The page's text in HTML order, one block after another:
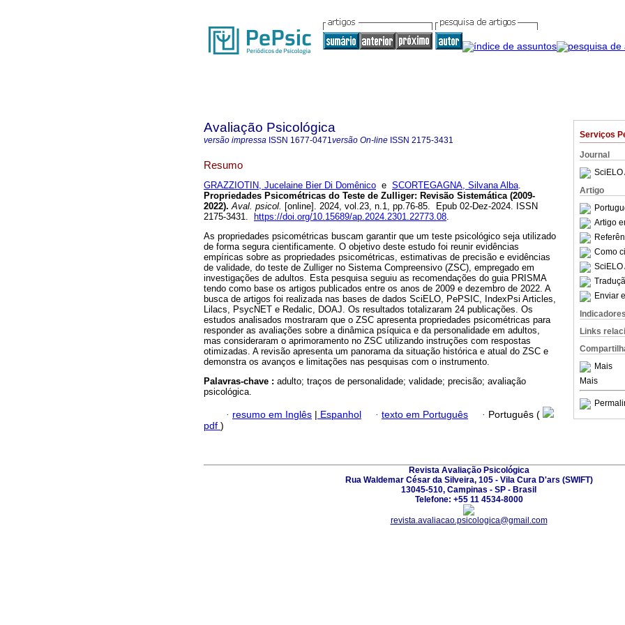
Serviços
Journal
SciELO
Artigo
Artigo
Como
SciELO
Enviar
Indicadores
Links
Mais
Mais
Avaliação Psicológica
versão impressa ISSN 1677-0471versão On-line ISSN 2175-3431
Resumo
GRAZZIOTIN, Jucelaine Bier Di Domênico e SCORTEGAGNA, Silvana Alba.
Propriedades Psicométricas do Teste de Zulliger: Revisão Sistemática (2009-
2022). Aval. psicol. [online]. 2024, vol.23, n.1, pp.76-85. Epub 02-Dez-2024. ISSN
2175-3431.
https://doi.org/10.15689/ap.2024.2301.22773.08.
As propriedades psicométricas buscam garantir que um teste psicológico seja utilizado
de forma segura cientificamente. O objetivo deste estudo foi reunir evidências
empíricas sobre as propriedades psicométricas, estimativas de precisão e evidências
de validade, do teste de Zulliger no Sistema Compreensivo (ZSC), empregado em
investigações de adultos. Esta pesquisa seguiu as recomendações do guia PRISMA
tendo como base os artigos publicados entre os anos de 2009 e dezembro de 2022. A
busca de artigos foi realizada nas bases de dados SciELO, PePSIC, IndexPsi Articles,
Lilacs, PsycNET e Redalic, DOAJ. Os resultados totalizaram 24 publicações. Os
estudos analisados mostraram que o ZSC apresenta propriedades psicométricas para
responder as avaliações sobre a dinâmica psíquica e da personalidade em adultos,
mas consideraram o aprimoramento no ZSC utilizando instruções com respostas
otimizadas. A revisão apresenta um panorama da situação histórica e atual do ZSC e
demonstra os avanços e limitações nas pesquisas com o instrumento.
Palavras-chave : adulto; traços de personalidade; validade; precisão; avaliação
psicológica.
· resumo em Inglês | Espanhol · texto em Português · Português (
pdf )
Revista Avaliação Psicológica
Rua Waldemar César da Silveira, 105 - Vila Cura D'ars (SWIFT)
13045-510, Campinas - SP - Brasil
Telefone: +55 11 4534-8000
revista.avaliacao.psicologica@gmail.com